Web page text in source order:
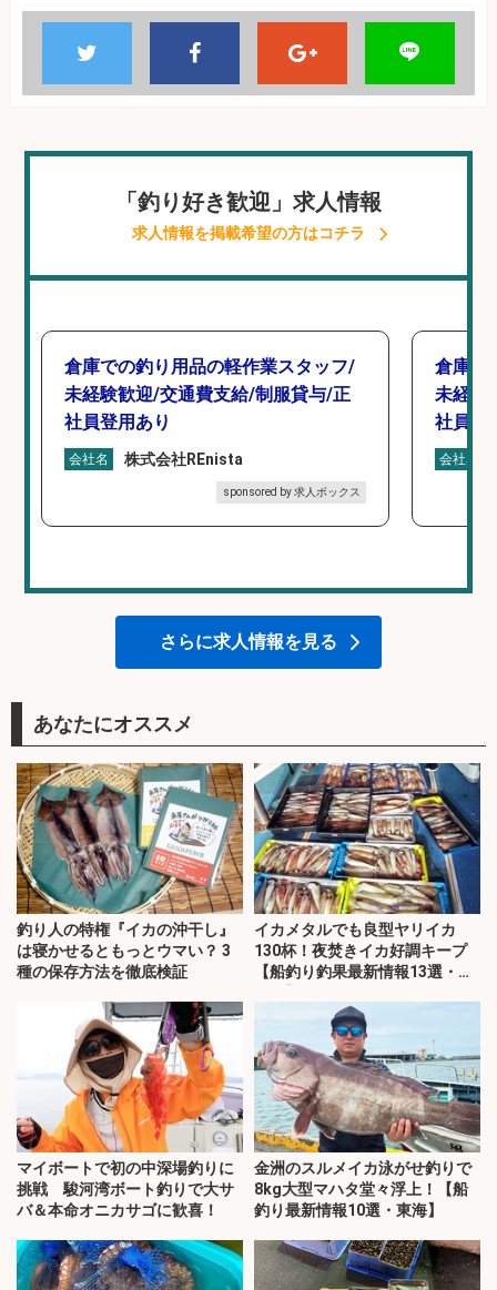
「釣り好き歓迎」求人情報
求人情報を掲載希望の方はコチラ
倉庫での釣り用品の軽作業スタッフ/
未経験歓迎/交通費支給/制服貸与/正
社員登用あり
会社名 株式会社REnista
sponsored by 求人ボックス
倉庫で
未経験
社員登
会社名
さらに求人情報を見る
あなたにオススメ
釣り人の特権『イカの沖干し』
は寝かせるともっとウマい？ 3
種の保存方法を徹底検証
イカメタルでも良型ヤリイカ
130杯！夜焚きイカ好調キープ
【船釣り釣果最新情報13選・玄
マイボートで初の中深場釣りに
挑戦 駿河湾ボート釣りで大サ
バ＆本命オニカサゴに歓喜！
金洲のスルメイカ泳がせ釣りで
8kg大型マハタ堂々浮上！【船
釣り最新情報10選・東海】